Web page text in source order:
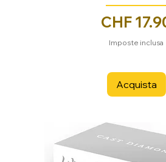
Prezzo
CHF
Imposte inclusa
Acquista